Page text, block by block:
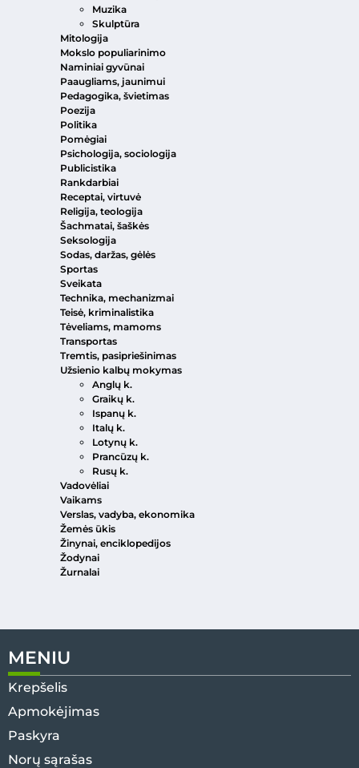
Muzika
Skulptūra
Mitologija
Mokslo populiarinimo
Naminiai gyvūnai
Paaugliams, jaunimui
Pedagogika, švietimas
Poezija
Politika
Pomėgiai
Psichologija, sociologija
Publicistika
Rankdarbiai
Receptai, virtuvė
Religija, teologija
Šachmatai, šaškės
Seksologija
Sodas, daržas, gėlės
Sportas
Sveikata
Technika, mechanizmai
Teisė, kriminalistika
Tėveliams, mamoms
Transportas
Tremtis, pasipriešinimas
Užsienio kalbų mokymas
Anglų k.
Graikų k.
Ispanų k.
Italų k.
Lotynų k.
Prancūzų k.
Rusų k.
Vadovėliai
Vaikams
Verslas, vadyba, ekonomika
Žemės ūkis
Žinynai, enciklopedijos
Žodynai
Žurnalai
MENIU
Krepšelis
Apmokėjimas
Paskyra
Norų sąrašas